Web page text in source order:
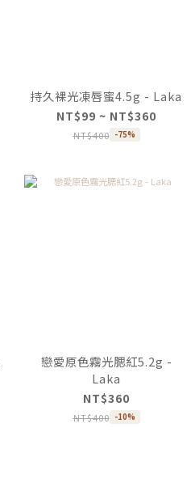
持久裸光凍唇蜜4.5g - Laka
NT$99 ~ NT$360
NT$400 -75%
戀愛原色霧光腮紅5.2g -
Laka
NT$360
NT$400 -10%